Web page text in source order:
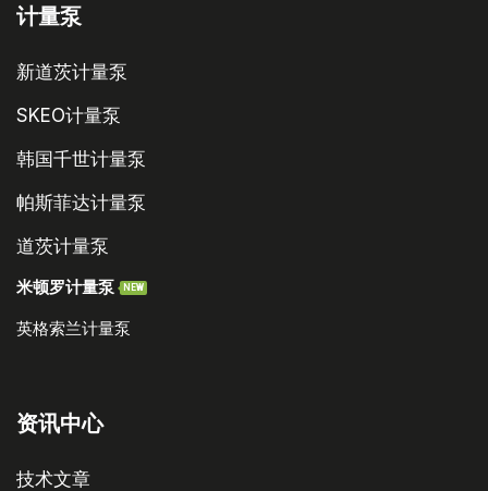
计量泵
新道茨计量泵
SKEO计量泵
韩国千世计量泵
帕斯菲达计量泵
道茨计量泵
米顿罗计量泵 NEW
英格索兰计量泵
资讯中心
技术文章